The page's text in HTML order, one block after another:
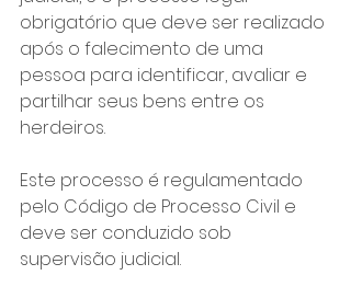
obrigatório que deve ser realizado
após o falecimento de uma
pessoa para identificar, avaliar e
partilhar seus bens entre os
herdeiros.
Este processo é regulamentado
pelo Código de Processo Civil e
deve ser conduzido sob
supervisão judicial.